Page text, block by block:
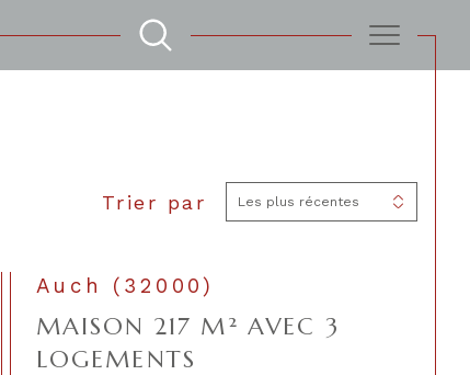
Filtrer
Trier par Les plus récentes
Auch (32000)
MAISON 217 M² AVEC 3
LOGEMENTS